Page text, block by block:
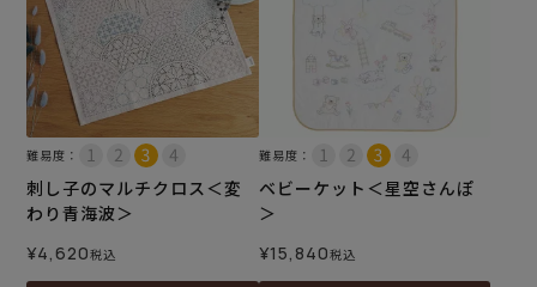
難易度：
刺し子のマルチクロス＜変
わり青海波＞
¥4,620税込
難易度：
ベビーケット＜星空さんぽ
＞
¥15,840税込